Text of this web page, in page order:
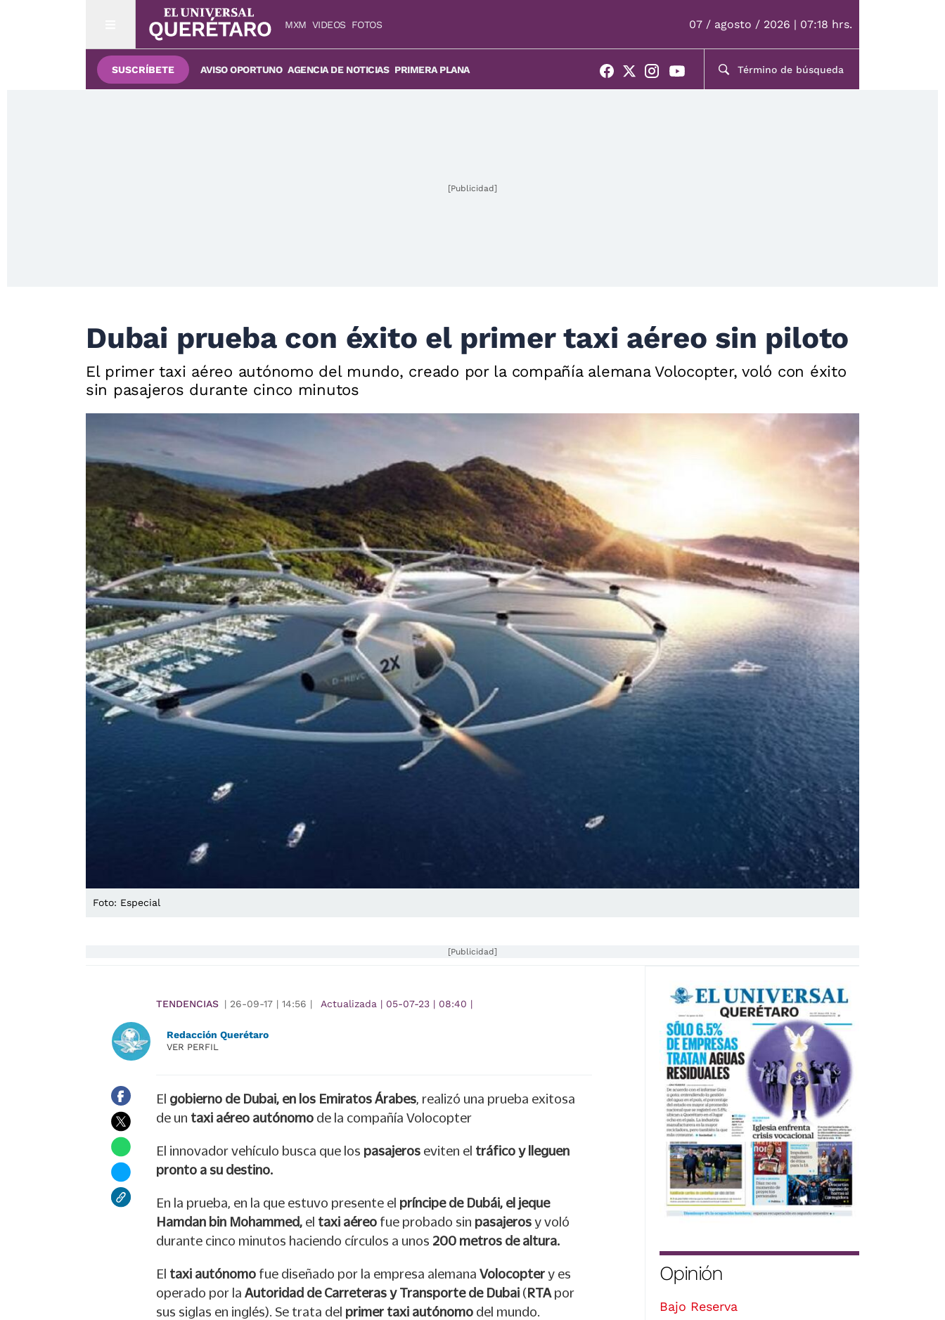
MXM VIDEOS FOTOS 07 / agosto / 2026 | 07:18 hrs.
SUSCRÍBETE AVISO OPORTUNO AGENCIA DE NOTICIAS PRIMERA PLANA
[Publicidad]
Dubai prueba con éxito el primer taxi aéreo sin piloto
El primer taxi aéreo autónomo del mundo, creado por la compañía alemana Volocopter, voló con éxito
sin pasajeros durante cinco minutos
Foto: Especial
[Publicidad]
TENDENCIAS | 26-09-17 | 14:56 | Actualizada | 05-07-23 | 08:40 |
Redacción Querétaro
VER PERFIL
El gobierno de Dubai, en los Emiratos Árabes, realizó una prueba exitosa
de un taxi aéreo autónomo de la compañía Volocopter
El innovador vehículo busca que los pasajeros eviten el tráfico y lleguen
pronto a su destino.
En la prueba, en la que estuvo presente el príncipe de Dubái, el jeque
Hamdan bin Mohammed, el taxi aéreo fue probado sin pasajeros y voló
durante cinco minutos haciendo círculos a unos 200 metros de altura.
El taxi autónomo fue diseñado por la empresa alemana Volocopter y es
operado por la Autoridad de Carreteras y Transporte de Dubai (RTA por
sus siglas en inglés). Se trata del primer taxi autónomo del mundo.
Opinión
Bajo Reserva